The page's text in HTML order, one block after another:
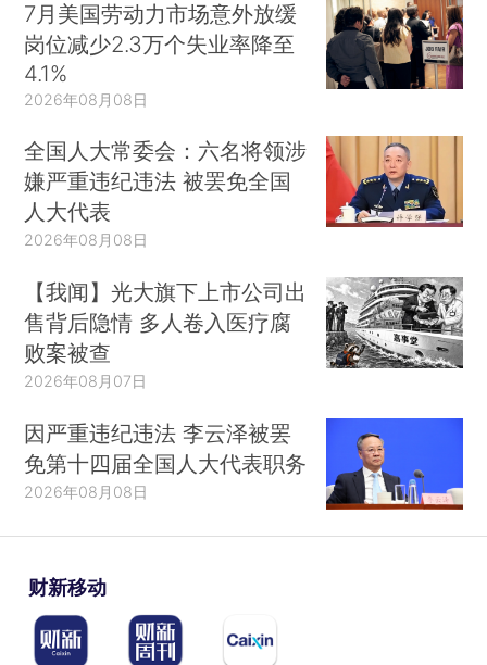
7月美国劳动力市场意外放缓
岗位减少2.3万个失业率降至
4.1%
2026年08月08日
全国人大常委会：六名将领涉
嫌严重违纪违法 被罢免全国
人大代表
2026年08月08日
【我闻】光大旗下上市公司出
售背后隐情 多人卷入医疗腐
败案被查
2026年08月07日
因严重违纪违法 李云泽被罢
免第十四届全国人大代表职务
2026年08月08日
财新移动